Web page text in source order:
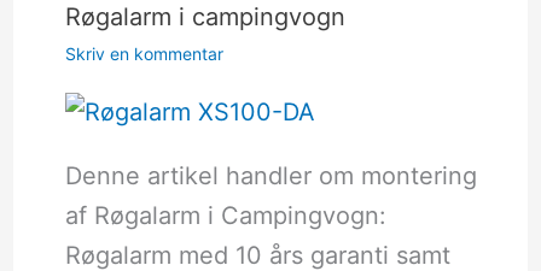
Røgalarm i campingvogn
Skriv en kommentar
Denne artikel handler om montering
af Røgalarm i Campingvogn:
Røgalarm med 10 års garanti samt